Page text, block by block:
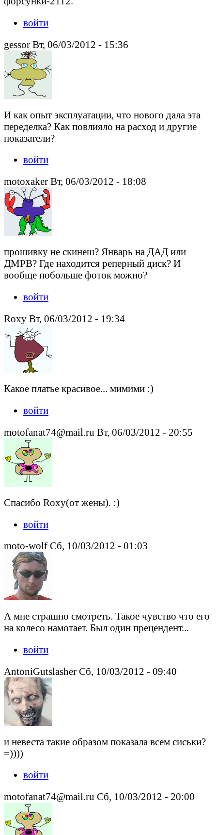
войти
gessor Вт, 06/03/2012 - 15:36
И как опыт эксплуатации, что нового дала эта
переделка? Как повлияло на расход и другие
показатели?
войти
motoxaker Вт, 06/03/2012 - 18:08
прошивку не скинеш? Январь на ДАД или
ДМРВ? Где находится реперный диск? И
вообще побольше фоток можно?
войти
Roxy Вт, 06/03/2012 - 19:34
Какое платье красивое... мимими :)
войти
motofanat74@mail.ru Вт, 06/03/2012 - 20:55
Спасибо Roxy(от жены). :)
войти
moto-wolf Сб, 10/03/2012 - 01:03
А мне страшно смотреть. Такое чувство что его
на колесо намотает. Был один прецендент...
войти
AntoniGutslasher Сб, 10/03/2012 - 09:40
и невеста такие образом показала всем сиськи?
=))))
войти
motofanat74@mail.ru Сб, 10/03/2012 - 20:00